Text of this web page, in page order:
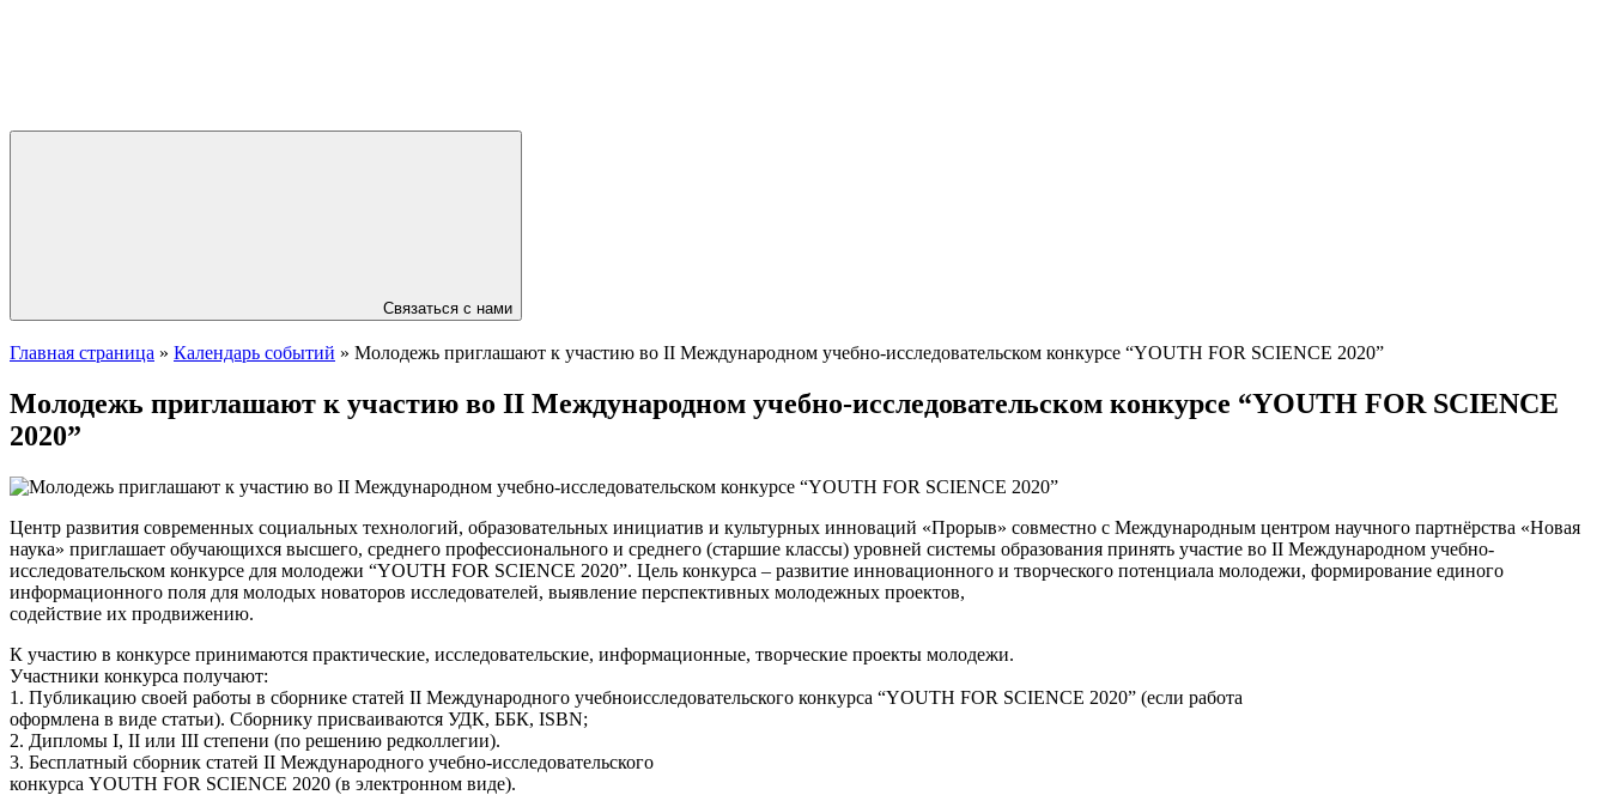
Связаться с нами
Главная страница » Календарь событий » Молодежь приглашают к участию во II Международном учебно-исследовательском конкурсе “YOUTH FOR SCIENCE 2020”
Молодежь приглашают к участию во II Международном учебно-исследовательском конкурсе “YOUTH FOR SCIENCE
2020”
Центр развития современных социальных технологий, образовательных инициатив и культурных инноваций «Прорыв» совместно с Международным центром научного партнёрства «Новая
наука» приглашает обучающихся высшего, среднего профессионального и среднего (старшие классы) уровней системы образования принять участие во II Международном учебно-
исследовательском конкурсе для молодежи “YOUTH FOR SCIENCE 2020”. Цель конкурса – развитие инновационного и творческого потенциала молодежи, формирование единого
информационного поля для молодых новаторов исследователей, выявление перспективных молодежных проектов,
содействие их продвижению.
К участию в конкурсе принимаются практические, исследовательские, информационные, творческие проекты молодежи.
Участники конкурса получают:
1. Публикацию своей работы в сборнике статей II Международного учебноисследовательского конкурса “YOUTH FOR SCIENCE 2020” (если работа
оформлена в виде статьи). Сборнику присваиваются УДК, ББК, ISBN;
2. Дипломы I, II или III степени (по решению редколлегии).
3. Бесплатный сборник статей II Международного учебно-исследовательского
конкурса YOUTH FOR SCIENCE 2020 (в электронном виде).